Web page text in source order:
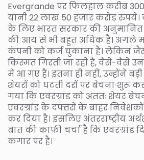
Evergrande पर फिलहाल करीब
यानी 22 लाख 50 हजार करोड़ रुपये।
के लिए भारत सरकार की
की आय से भी बहुत अधिक है। अगले
कंपनी को कर्ज चुकाना है। लेकिन
किस्मत गिरती जा रही है, वैसे-वैसे
में आ गए हैं। इतना ही नहीं, उन्होंने
शेयरों को घटती दरों पर बेचना शुरू
गया कि एवरग्रांड को अंततः शेयर
एवरग्रांड के दफ्तरों के बाहर निवेशकों
कर दिया है। इसलिए अंतरराष्ट्रीय
बात की काफी चर्चा है कि एवरग्रांड
कगार पर है।